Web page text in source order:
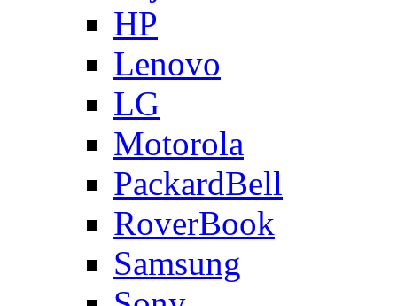
HP
Lenovo
LG
Motorola
PackardBell
RoverBook
Samsung